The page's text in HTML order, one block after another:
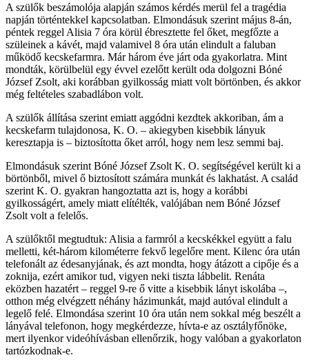
A szülők beszámolója alapján számos kérdés merül fel a tragédia
napján történtekkel kapcsolatban. Elmondásuk szerint május 8-án,
péntek reggel Alisia 7 óra körül ébresztette fel őket, megfőzte a
szüleinek a kávét, majd valamivel 8 óra után elindult a faluban
működő kecskefarmra. Már három éve járt oda gyakorlatra. Mint
mondták, körülbelül egy évvel ezelőtt került oda dolgozni Bóné
József Zsolt, aki korábban gyilkosság miatt volt börtönben, és akkor
még feltételes szabadlábon volt.
A szülők állítása szerint emiatt aggódni kezdtek akkoriban, ám a
kecskefarm tulajdonosa, K. O. – akiegyben kisebbik lányuk
keresztapja is – biztosította őket arról, hogy nem lesz semmi baj.
Elmondásuk szerint Bóné József Zsolt K. O. segítségével került ki a
börtönből, mivel ő biztosított számára munkát és lakhatást. A család
szerint K. O. gyakran hangoztatta azt is, hogy a korábbi
gyilkosságért, amely miatt elítélték, valójában nem Bóné József
Zsolt volt a felelős.
A szülőktől megtudtuk: Alisia a farmról a kecskékkel együtt a falu
melletti, két-három kilométerre fekvő legelőre ment. Kilenc óra után
telefonált az édesanyjának, és azt mondta, hogy átázott a cipője és a
zoknija, ezért amikor tud, vigyen neki tiszta lábbelit. Renáta
eközben hazatért – reggel 9-re ő vitte a kisebbik lányt iskolába –,
otthon még elvégzett néhány házimunkát, majd autóval elindult a
legelő felé. Elmondása szerint 10 óra után nem sokkal még beszélt a
lányával telefonon, hogy megkérdezze, hívta-e az osztályfőnöke,
mert ilyenkor videóhívásban ellenőrzik, hogy valóban a gyakorlaton
tartózkodnak-e.